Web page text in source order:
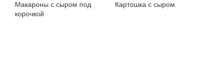
Макароны с сыром под
корочкой
Картошка с сыром